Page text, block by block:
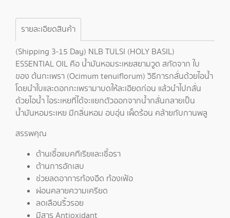
รายละเอียดสินค้า
(Shipping 3-15 Day) NLB TULSI (HOLY BASIL)
ESSENTIAL OIL คือ น้ำมันหอมระเหยสยามวูด สกัดจาก ใบ
ของ ต้นกะเพรา (Ocimum tenuiflorum) วิธีการกลั่นด้วยไอน้ำ
โดยนำใบและดอกกะเพรามาบดให้ละเอียดก่อน แล้วนำไปกลั่น
ด้วยไอน้ำ ไอระเหยที่ได้จะแยกตัวออกจากน้ำกลั่นกลายเป็น
น้ำมันหอมระเหย มีกลิ่นหอม อบอุ่น เผ็ดร้อน คล้ายกับกานพลู
สรรพคุณ
ต้านเชื้อแบคทีเรียและเชื้อรา
ต้านการอักเสบ
ช่วยลดอาการท้องอืด ท้องเฟ้อ
ผ่อนคลายความเครียด
ลดเลือนริ้วรอย